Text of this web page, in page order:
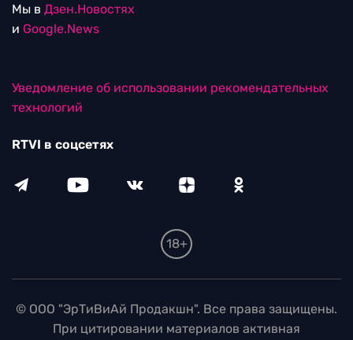
Мы в Дзен.Новостях
и Google.News
Уведомление об использовании рекомендательных
технологий
RTVI в соцсетях
18+
© ООО "ЭрТиВиАй Продакшн". Все права защищены.
При цитировании материалов активная